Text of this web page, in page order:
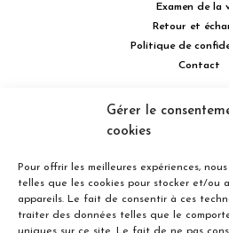
Gérer le
cookies
Pour offrir les meilleures expériences,
telles que les cookies pour stocker et/ou
appareils. Le fait de consentir à ces
traiter des données telles que le
Examen de la
Retour et
Politique de
Contact
514
Concorde Est, Laval,